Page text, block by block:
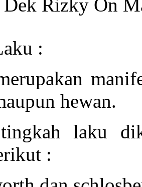
Dek Rizky On
:
hewan.
laku
: